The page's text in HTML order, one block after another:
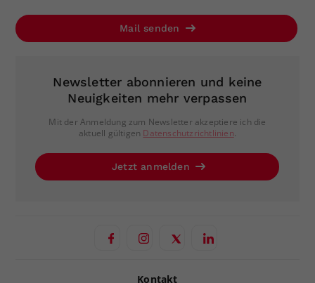
Mail senden
Newsletter abonnieren und keine
Neuigkeiten mehr verpassen
Mit der Anmeldung zum Newsletter akzeptiere ich die
aktuell gültigen Datenschutzrichtlinien.
Jetzt anmelden
Kontakt